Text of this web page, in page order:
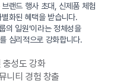
랜드 행사 초대, 신제품 체험
화된 혜택을 받습니다.
의 일원’이라는 정체성을
심리적으로 강화합니다.
충성도 강화
니티 경험 창출